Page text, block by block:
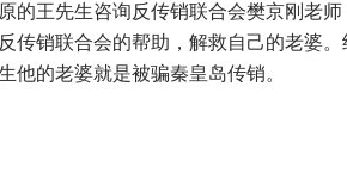
的王先生咨询反传销联合会樊京刚老
传销联合会的帮助，解救自己的老婆
他的老婆就是被骗秦皇岛传销。